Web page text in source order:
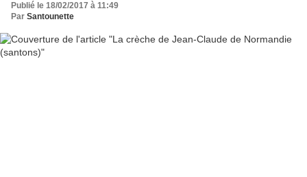
Publié le 18/02/2017 à 11:49
Par Santounette